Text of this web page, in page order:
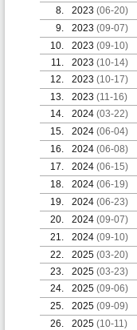
8.
2023 (06-20)
9.
2023 (09-07)
10.
2023 (09-10)
11.
2023 (10-14)
12.
2023 (10-17)
13.
2023 (11-16)
14.
2024 (03-22)
15.
2024 (06-04)
16.
2024 (06-08)
17.
2024 (06-15)
18.
2024 (06-19)
19.
2024 (06-23)
20.
2024 (09-07)
21.
2024 (09-10)
22.
2025 (03-20)
23.
2025 (03-23)
24.
2025 (09-06)
25.
2025 (09-09)
26.
2025 (10-11)